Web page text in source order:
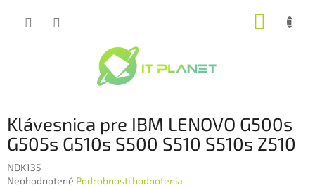
Klávesnica pre IBM LENOVO G500s
G505s G510s S500 S510 S510s Z510
NDK135
Priemerné
Neohodnotené Podrobnosti hodnotenia